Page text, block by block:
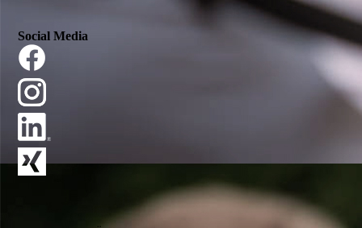
Social Media